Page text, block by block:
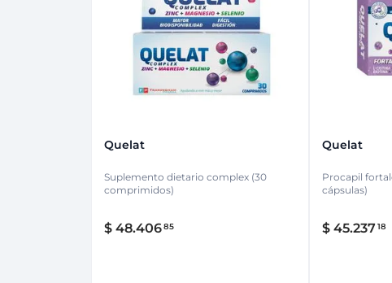
Cuidado de Salud
Cuidado de adulto
Protección Femenina
Cuidado intimo
Protectores diarios
Copas menstruales
Tampones
Quelat
Suplemento dietario complex (30
comprimidos)
$ 48.40685
Quelat
Procapil
cápsulas)
$ 45.23718